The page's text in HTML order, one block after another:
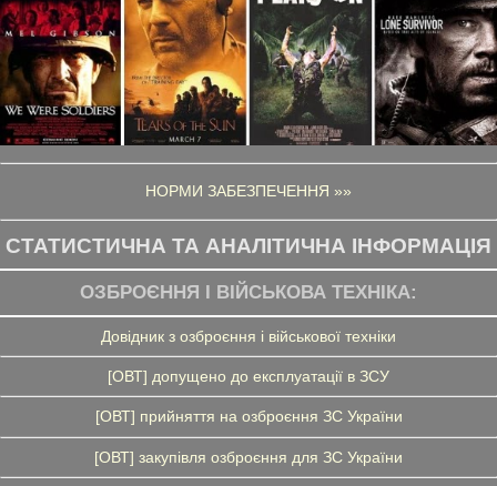
НОРМИ ЗАБЕЗПЕЧЕННЯ »»
СТАТИСТИЧНА ТА АНАЛІТИЧНА ІНФОРМАЦІЯ
ОЗБРОЄННЯ І ВІЙСЬКОВА ТЕХНІКА:
Довідник з озброєння і військової техніки
[ОВТ] допущено до експлуатації в ЗСУ
[ОВТ] прийняття на озброєння ЗС України
[ОВТ] закупівля озброєння для ЗС України